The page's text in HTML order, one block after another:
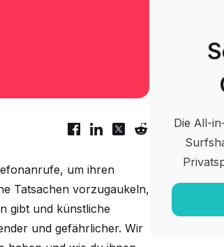
um ihren
Tatsachen vorzugaukeln,
gibt und künstliche
und gefährlicher. Wir
Die All-